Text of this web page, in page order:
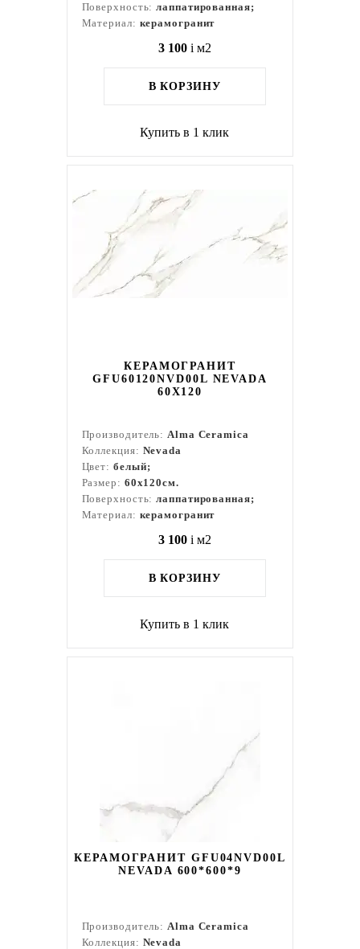
Поверхность:лаппатированная;
Материал: керамогранит
3 100 i м2
В КОРЗИНУ
Купить в 1 клик
КЕРАМОГРАНИТ
GFU60120NVD00L NEVADA
60X120
Производитель:Alma Ceramica
Коллекция: Nevada
Цвет: белый;
Размер: 60x120см.
Поверхность:лаппатированная;
Материал: керамогранит
3 100 i м2
В КОРЗИНУ
Купить в 1 клик
КЕРАМОГРАНИТ GFU04NVD00L
NEVADA 600*600*9
Производитель:Alma Ceramica
Коллекция: Nevada